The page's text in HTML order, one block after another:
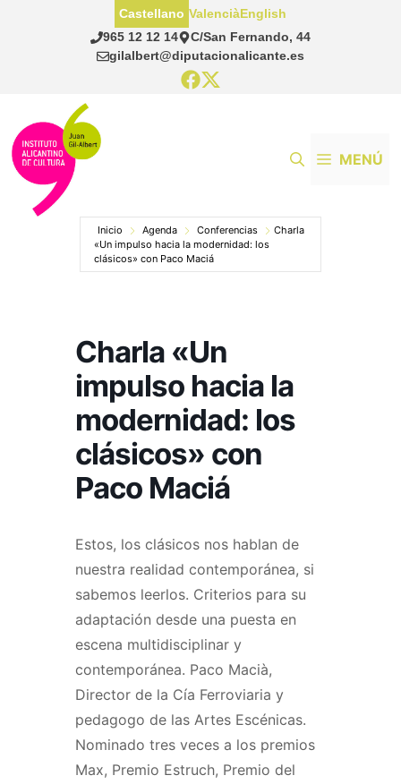
965 12 12 14
C/San Fernando, 44
gilalbert@diputacionalicante.es
Castellano ValenciàEnglish
MENÚ
Inicio Agenda Conferencias
Charla
«Un impulso hacia la modernidad: los
clásicos» con Paco Maciá
Charla «Un
impulso hacia la
modernidad: los
clásicos» con
Paco Maciá
Estos, los clásicos nos hablan de
nuestra realidad contemporánea, si
sabemos leerlos. Criterios para su
adaptación desde una puesta en
escena multidisciplinar y
contemporánea. Paco Macià,
Director de la Cía Ferroviaria y
pedagogo de las Artes Escénicas.
Nominado tres veces a los premios
Max, Premio Estruch, Premio del